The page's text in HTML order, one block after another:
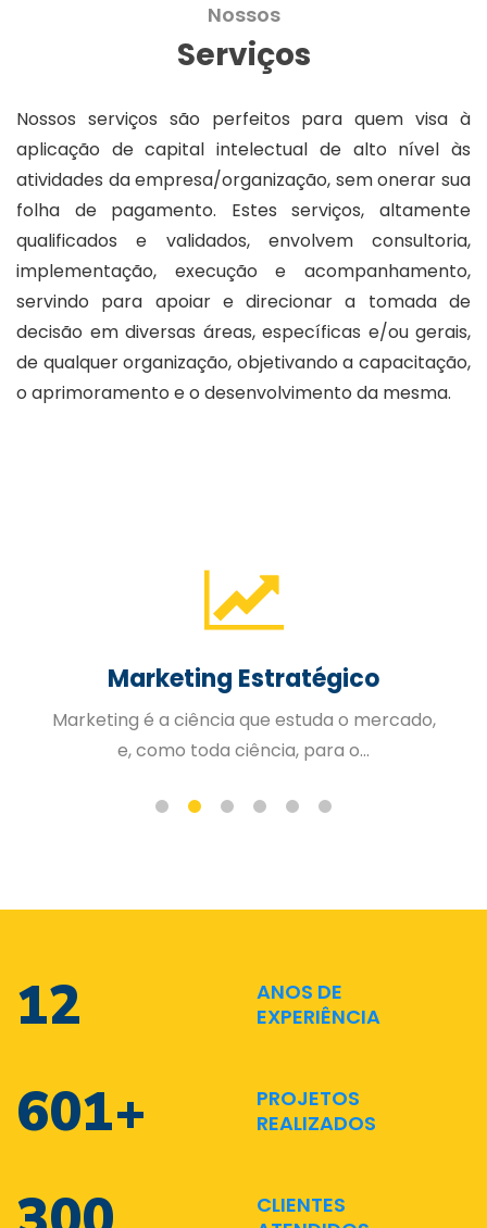
Nossos
Serviços
Nossos serviços são perfeitos para quem visa à
aplicação de capital intelectual de alto nível às
atividades da empresa/organização, sem onerar sua
folha de pagamento. Estes serviços, altamente
qualificados e validados, envolvem consultoria,
implementação, execução e acompanhamento,
servindo para apoiar e direcionar a tomada de
decisão em diversas áreas, específicas e/ou gerais,
de qualquer organização, objetivando a capacitação,
o aprimoramento e o desenvolvimento da mesma.
Gestão de Pessoas
A Gestão Estratégica de Pessoas trabalhada
de forma organizada e planejad...
17
ANOS DE
EXPERIÊNCIA
870+
PROJETOS
REALIZADOS
CLIENTES